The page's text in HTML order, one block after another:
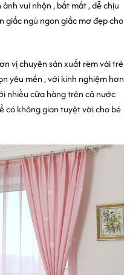
vui nhộn , bắt mắt , dễ chịu
giấc ngủ ngon giấc mơ đẹp cho
vị chuyên sản xuất rèm vải trẻ
yêu mến , với kinh nghiệm hơn
nhiều cửa hàng trên cả nước
có không gian tuyệt vời cho bé